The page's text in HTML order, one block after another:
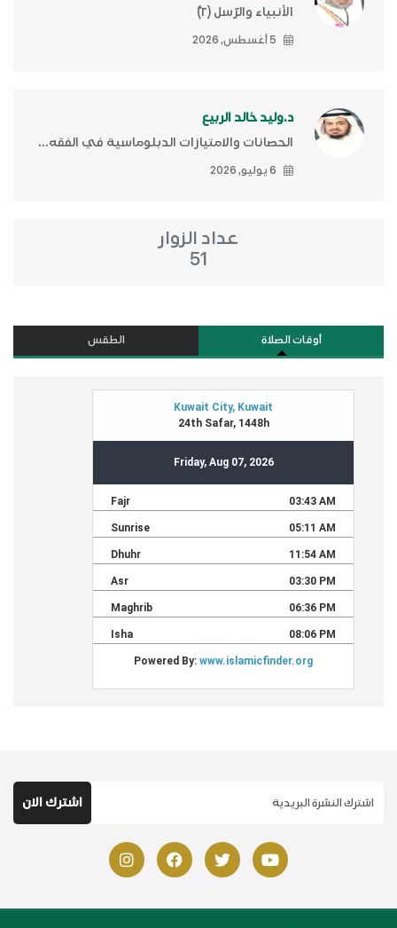
الأنبياء والرّسل (٢)ّ
5 أغسطس, 2026
د.وليد خالد الربيع
الحصانات والامتيازات الدبلوماسية في الفقه...
6 يوليو, 2026
عداد الزوار
51
أوقات الصلاة الطقس